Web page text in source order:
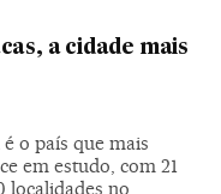
a cidade mais
o país que mais
em estudo, com 21
localidades no